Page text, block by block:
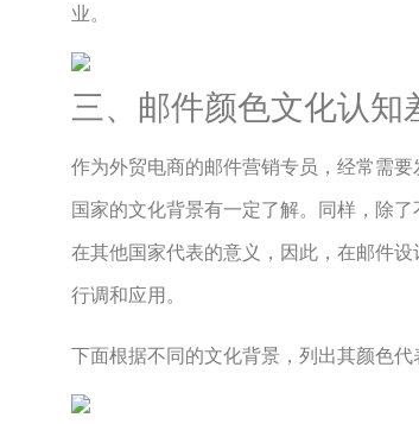
业。
三、邮件颜色文化认知
作为外贸电商的邮件营销专员，经常需
国家的文化背景有一定了解。同样，除
在其他国家代表的意义，因此，在邮件
行调和应用。
下面根据不同的文化背景，列出其颜色代